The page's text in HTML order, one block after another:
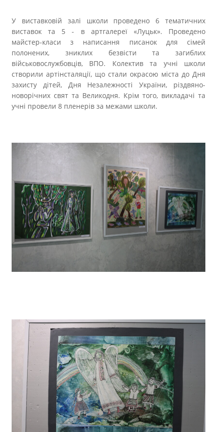
У виставковій залі школи проведено 6 тематичних
виставок та 5 - в артгалереї «Луцьк». Проведено
майстер-класи з написання писанок для сімей
полонених, зниклих безвісти та загиблих
військовослужбовців, ВПО. Колектив та учні школи
створили артінсталяції, що стали окрасою міста до Дня
захисту дітей, Дня Незалежності України, різдвяно-
новорічних свят та Великодня. Крім того, викладачі та
учні провели 8 пленерів за межами школи.